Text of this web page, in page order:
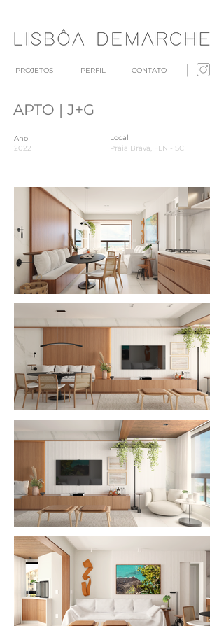
PROJETOS PERFIL CONTATO
APTO | J+G
Ano
2022
Local
Praia Brava, FLN - SC